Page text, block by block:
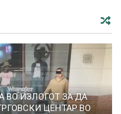
ВО ИЗЛОГОТ ЗА ДА
ЦЕНТАР ВО